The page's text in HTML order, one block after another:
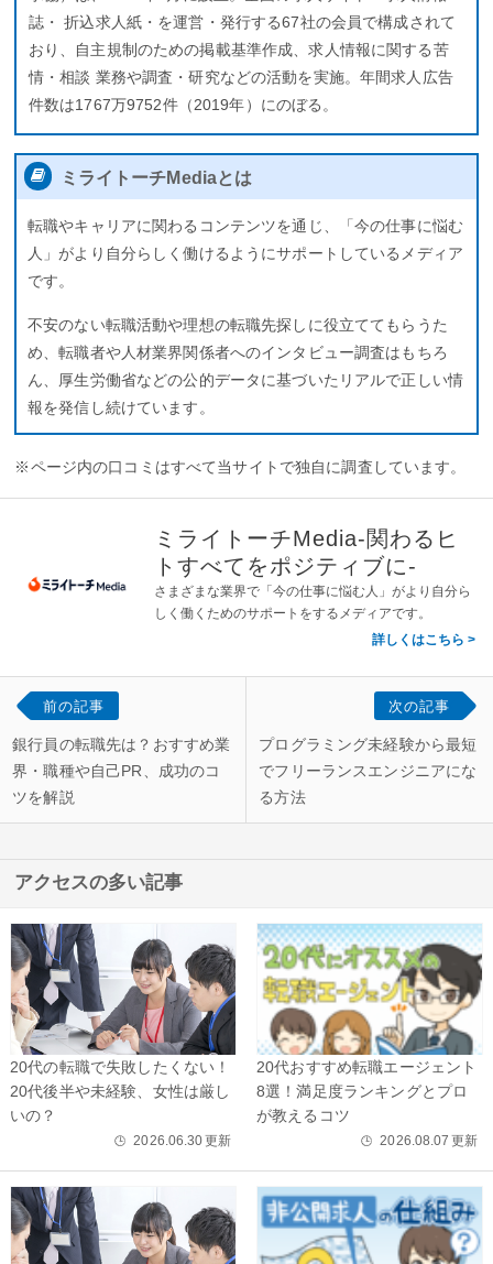
誌・ 折込求人紙・を運営・発行する67社の会員で構成されて
おり、自主規制のための掲載基準作成、求人情報に関する苦
情・相談 業務や調査・研究などの活動を実施。年間求人広告
件数は1767万9752件（2019年）にのぼる。
ミライトーチMediaとは
転職やキャリアに関わるコンテンツを通じ、「今の仕事に悩む
人」がより自分らしく働けるようにサポートしているメディア
です。
不安のない転職活動や理想の転職先探しに役立ててもらうた
め、転職者や人材業界関係者へのインタビュー調査はもちろ
ん、厚生労働省などの公的データに基づいたリアルで正しい情
報を発信し続けています。
※ページ内の口コミはすべて当サイトで独自に調査しています。
ミライトーチMedia-関わるヒ
トすべてをポジティブに-
さまざまな業界で「今の仕事に悩む人」がより自分ら
しく働くためのサポートをするメディアです。
詳しくはこちら
前の記事
銀行員の転職先は？おすすめ業
界・職種や自己PR、成功のコ
ツを解説
次の記事
プログラミング未経験から最短
でフリーランスエンジニアにな
る方法
アクセスの多い記事
20代の転職で失敗したくない！
20代後半や未経験、女性は厳し
いの？
🕒 2026.06.30更新
20代おすすめ転職エージェント
8選！満足度ランキングとプロ
が教えるコツ
🕒 2026.08.07 更新